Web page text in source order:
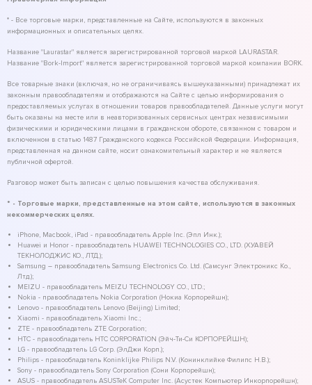
* - Все торговые марки, представленные на Сайте, используются в законных
информационных и описательных целях.
Название "Laurastar" является зарегистрированной торговой маркой LAURASTAR.
Название "Bork-Import" является зарегистрированной торговой маркой компании BORK.
Все товарные знаки (включая, но не ограничиваясь вышеуказанными) принадлежат их
законным правообладателям и отображаются на Сайте с целью информирования о
предоставляемых услугах в отношении товаров правообладателей. Данные услуги могут
быть оказаны на месте или в неавторизованных сервисных центрах независимыми
физическими и юридическими лицами в гражданском обороте, связанном с товаром и
включенном в статью 1487 Гражданского кодекса Российской Федерации. Информация,
представленная на данном сайте, носит ознакомительный характер и не является
публичной офертой.
Разговор может быть записан с целью повышения качества обслуживания.
* - Торговые марки, представленные на этом сайте, используются в законных
некоммерческих целях.
iPhone, Macbook, iPad - правообладатель Apple Inc. (Эпл Инк.);
Huawei и Honor - правообладатель HUAWEI TECHNOLOGIES CO., LTD. (ХУАВЕЙ
ТЕКНОЛОДЖИС КО., ЛТД.);
Samsung – правообладатель Samsung Electronics Co. Ltd. (Самсунг Электроникс Ко.,
Лтд.);
MEIZU - правообладатель MEIZU TECHNOLOGY CO., LTD.;
Nokia - правообладатель Nokia Corporation (Нокиа Корпорейшн);
Lenovo - правообладатель Lenovo (Beijing) Limited;
Xiaomi - правообладатель Xiaomi Inc.;
ZTE - правообладатель ZTE Corporation;
HTC - правообладатель HTC CORPORATION (Эйч-Ти-Си КОРПОРЕЙШН);
LG - правообладатель LG Corp. (ЭлДжи Корп.);
Philips - правообладатель Koninklijke Philips N.V. (Конинклийке Филипс Н.В.);
Sony - правообладатель Sony Corporation (Сони Корпорейшн);
ASUS - правообладатель ASUSTeK Computer Inc. (Асустек Компьютер Инкорпорейшн);